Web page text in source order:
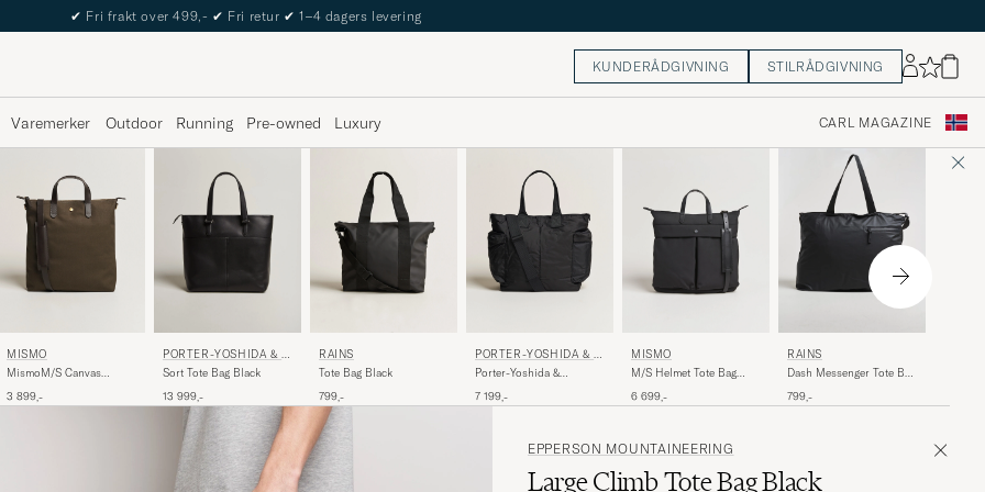
✔ Fri frakt over 499,- ✔ Fri retur ✔ 1–4 dagers levering
KUNDERÅDGIVNING STILRÅDGIVNING
Varemerker Outdoor Running Pre-owned Luxury CARL MAGAZINE
MISMO
MismoM/S Canvas
Brown
3 899,-
PORTER-YOSHIDA & C
O.
Sort Tote Bag Black
13 999,-
RAINS
Tote Bag Black
799,-
PORTER-YOSHIDA & C
O.
Porter-Yoshida &
BagBlack
7 199,-
MISMO
M/S Helmet Tote Bag
6 699,-
RAINS
Dash Messenger Tote Bag
799,-
EPPERSON MOUNTAINEERING
Large Climb Tote Bag Black